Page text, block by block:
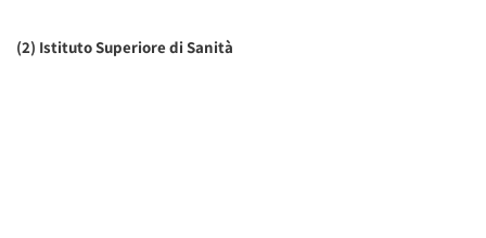
(2) Istituto Superiore di Sanità